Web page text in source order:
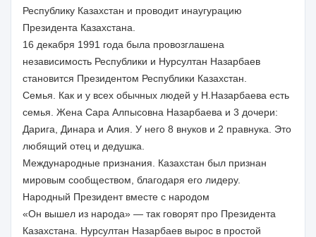
Республику Казахстан и проводит инаугурацию
Президента Казахстана.
16 декабря 1991 года была провозглашена
независимость Республики и Нурсултан Назарбаев
становится Президентом Республики Казахстан.
Семья. Как и у всех обычных людей у Н.Назарбаева есть
семья. Жена Сара Алпысовна Назарбаева и 3 дочери:
Дарига, Динара и Алия. У него 8 внуков и 2 правнука. Это
любящий отец и дедушка.
Международные признания. Казахстан был признан
мировым сообществом, благодаря его лидеру.
Народный Президент вместе с народом
«Он вышел из народа» — так говорят про Президента
Казахстана. Нурсултан Назарбаев вырос в простой